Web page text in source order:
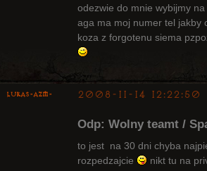
odezwie do mnie wybijmy
aga ma moj numer tel jakby
koza z forgotenu siema
lukas-azm- 2008-11-14 12:22:50
Odp: Wolny teamt /
to jest na 30 dni chyba
rozpedzajcie
nikt tu na